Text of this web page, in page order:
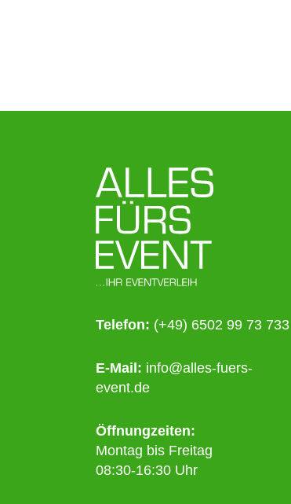
Telefon: (+49) 6502 99 73 733
E-Mail: info@alles-fuers-
event.de
Öffnungzeiten:
Montag bis Freitag
08:30-16:30 Uhr